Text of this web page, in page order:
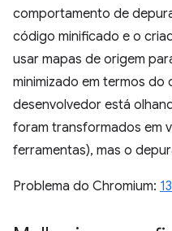
comportamento de
código minificado e o
usar mapas de origem
minimizado em termos do
desenvolvedor está
foram transformados em
ferramentas), mas o
Problema do Chromium: